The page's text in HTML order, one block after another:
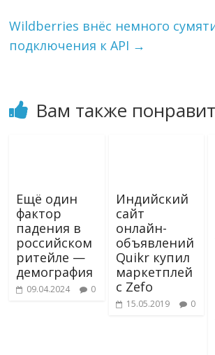
i
Wildberries внёс немного
подключения к API →
Вам также
Ещё один
фактор
падения в
российском
ритейле —
демография
09.04.2024 0
Индийский
сайт
онлайн-
объявлений
Quikr купил
маркетплей
с Zefo
15.05.2019 0